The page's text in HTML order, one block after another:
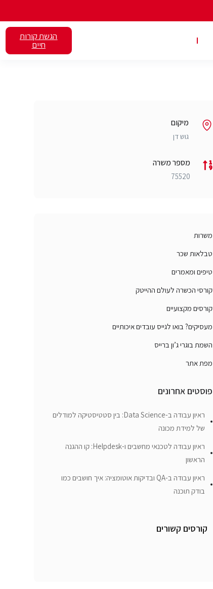
הגשת קורות
חיים
מיקום
גוש דן
מספר משרה
75520
משרות
טבלאות שכר
טיפים ומאמרים
קורסי הכשרה לעולם ההייטק
קורסים מקצועיים
מעסיקים? בואו לגייס עובדים איכותיים
השמת בוגרי ג’ון ברייס
מפת אתר
פוסטים אחרונים
ראיון עבודה ב-Data Science: בין סטטיסטיקה למודלים
של למידת מכונה
ראיון עבודה לטכנאי מחשבים ו-Helpdesk: קו ההגנה
הראשון
ראיון עבודה ב-QA ובדיקות אוטומציה: איך חושבים כמו
בודק תוכנה
קורסים קשורים